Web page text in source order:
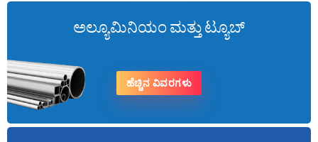
ಅಲ್ಯೂಮಿನಿಯಂ ಮತ್ತು ಟ್ಯೂಬ್
ಹೆಚ್ಚಿನ ವಿವರಗಳು